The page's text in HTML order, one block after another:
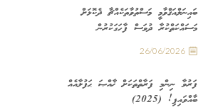
ބައިނަލްއަޤްވާމީ މަސްތުވާތަކެއްޗާ ދެކޮޅަށް
މަސައްކަތްކުރާ ދުވަސް ފާހަގަކުރުން
26/06/2026
ފަރުވާ ނިންމި ފަރާތްތަކަށް ޚާއްޞަ ޙަފުލާއެއް
ބާއްވައިފި! (2025)